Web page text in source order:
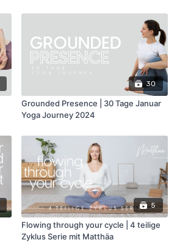
30
Grounded Presence | 30 Tage Januar
Yoga Journey 2024
5
Flowing through your cycle | 4 teilige
Zyklus Serie mit Matthäa